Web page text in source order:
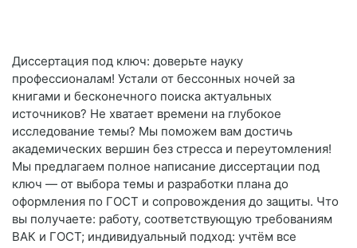
Диссертация под ключ: доверьте науку
профессионалам! Устали от бессонных ночей за
книгами и бесконечного поиска актуальных
источников? Не хватает времени на глубокое
исследование темы? Мы поможем вам достичь
академических вершин без стресса и переутомления!
Мы предлагаем полное написание диссертации под
ключ — от выбора темы и разработки плана до
оформления по ГОСТ и сопровождения до защиты. Что
вы получаете: работу, соответствующую требованиям
ВАК и ГОСТ; индивидуальный подход: учтём все